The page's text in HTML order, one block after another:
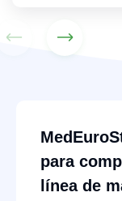
para
línea de